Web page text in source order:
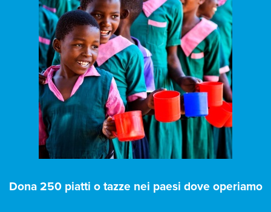
Dona 250 piatti o tazze nei paesi dove operiamo